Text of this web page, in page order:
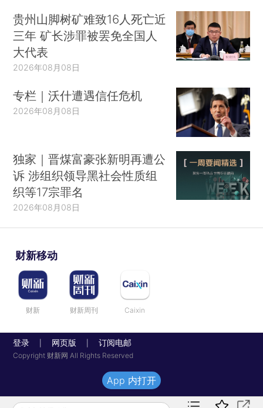
贵州山脚树矿难致16人死亡近
三年 矿长涉罪被罢免全国人
大代表
2026年08月08日
专栏｜沃什遭遇信任危机
2026年08月08日
独家｜晋煤富豪张新明再遭公
诉 涉组织领导黑社会性质组
织等17宗罪名
2026年08月08日
财新移动
财新 财新周刊 Caixin
登录 网页版 订阅电邮
Copyright 财新网 All Rights Reserved
App 内打开